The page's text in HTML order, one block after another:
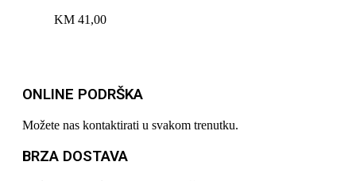
KM 41,00
ONLINE PODRŠKA
Možete nas kontaktirati u svakom trenutku.
BRZA DOSTAVA